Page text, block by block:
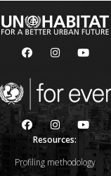
Resources:
Profiling methodology